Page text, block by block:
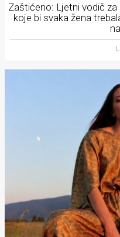
Zaštićeno: Ljetni vodič
koje bi svaka žena